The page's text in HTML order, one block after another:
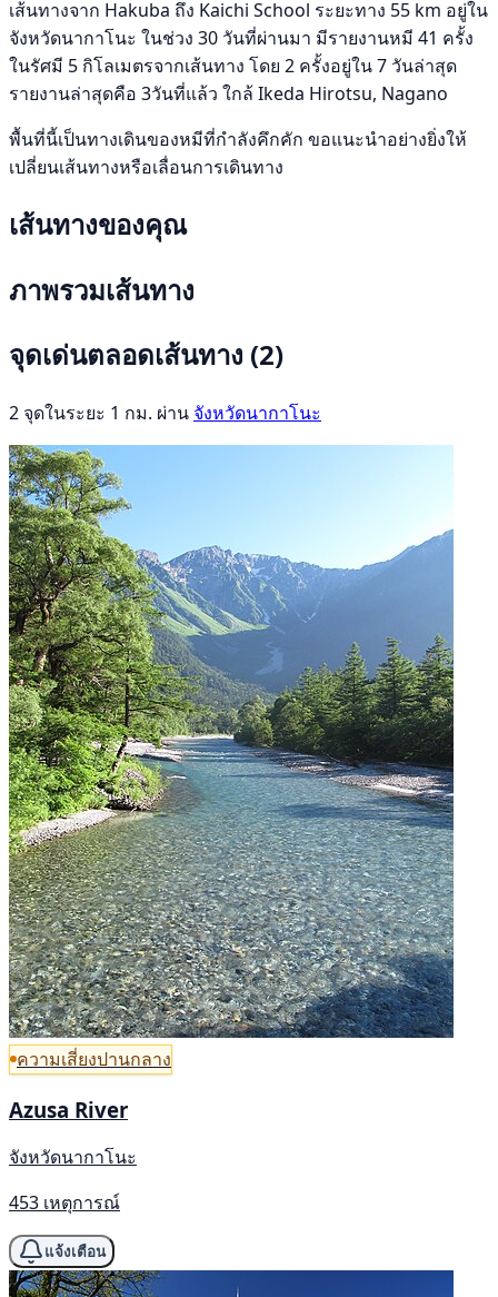
เส้นทางจาก Hakuba ถึง Kaichi School ระยะทาง 55 km อยู่ใน
จังหวัดนากาโนะ ในช่วง 30 วันที่ผ่านมา มีรายงานหมี 41 ครั้ง
ในรัศมี 5 กิโลเมตรจากเส้นทาง โดย 2 ครั้งอยู่ใน 7 วันล่าสุด
รายงานล่าสุดคือ 3วันที่แล้ว ใกล้ Ikeda Hirotsu, Nagano
พื้นที่นี้เป็นทางเดินของหมีที่กำลังคึกคัก ขอแนะนำอย่างยิ่งให้
เปลี่ยนเส้นทางหรือเลื่อนการเดินทาง
เส้นทางของคุณ
ภาพรวมเส้นทาง
จุดเด่นตลอดเส้นทาง (2)
2 จุดในระยะ 1 กม. ผ่าน จังหวัดนากาโนะ
ความเสี่ยงปานกลาง
Azusa River
จังหวัดนากาโนะ
453 เหตุการณ์
แจ้งเตือน